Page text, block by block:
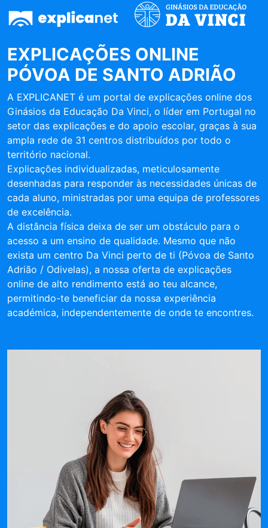
EXPLICAÇÕES ONLINE
PÓVOA DE SANTO ADRIÃO
A EXPLICANET é um portal de explicações online dos
Ginásios da Educação Da Vinci, o líder em Portugal no
setor das explicações e do apoio escolar, graças à sua
ampla rede de 31 centros distribuídos por todo o
território nacional.
Explicações individualizadas, meticulosamente
desenhadas para responder às necessidades únicas de
cada aluno, ministradas por uma equipa de professores
de excelência.
A distância física deixa de ser um obstáculo para o
acesso a um ensino de qualidade. Mesmo que não
exista um centro Da Vinci perto de ti (Póvoa de Santo
Adrião / Odivelas), a nossa oferta de explicações
online de alto rendimento está ao teu alcance,
permitindo-te beneficiar da nossa experiência
académica, independentemente de onde te encontres.